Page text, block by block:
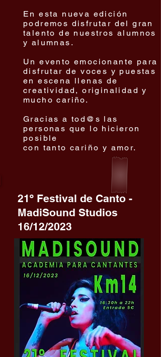
En esta nueva edición
podremos disfrutar del gran
talento de nuestros alumnos
y alumnas.
Un evento emocionante para
disfrutar de voces y puestas
en escena llenas de
creatividad, originalidad y
mucho cariño.
Gracias a tod@s las
personas que lo hicieron
posible
con tanto cariño y amor.
21º Festival de Canto -
MadiSound Studios
16/12/2023